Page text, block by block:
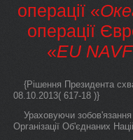
операції «
операції
«EU
{Рішення Президента
08.10.2013( 617-18 )}
Ураховуючи
Організації Об'єднаних